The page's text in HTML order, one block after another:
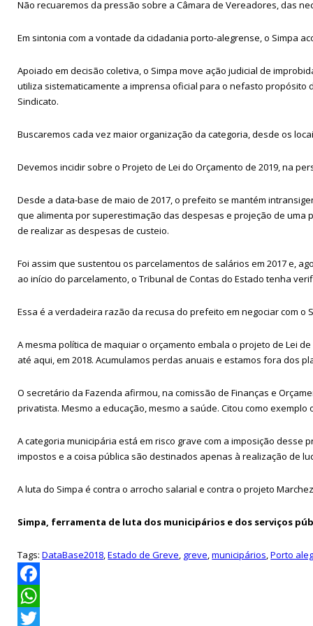
Não recuaremos da pressão sobre a Câmara de Vereadores, das
Em sintonia com a vontade da cidadania porto-alegrense, o Simpa
Apoiado em decisão coletiva, o Simpa move ação judicial de
utiliza sistematicamente a imprensa oficial para o nefasto
Sindicato.
Buscaremos cada vez maior organização da categoria, desde os
Devemos incidir sobre o Projeto de Lei do Orçamento de 2019, na
Desde a data-base de maio de 2017, o prefeito se mantém
que alimenta por superestimação das despesas e projeção de
de realizar as despesas de custeio.
Foi assim que sustentou os parcelamentos de salários em 2017 e,
ao início do parcelamento, o Tribunal de Contas do Estado tenha
Essa é a verdadeira razão da recusa do prefeito em negociar com o
A mesma política de maquiar o orçamento embala o projeto de Lei
até aqui, em 2018. Acumulamos perdas anuais e estamos fora dos
O secretário da Fazenda afirmou, na comissão de Finanças e
privatista. Mesmo a educação, mesmo a saúde. Citou como
A categoria municipária está em risco grave com a imposição desse
impostos e a coisa pública são destinados apenas à realização de
A luta do Simpa é contra o arrocho salarial e contra o projeto
Simpa, ferramenta de luta dos municipários e dos serviços
Tags:DataBase2018,Estado de Greve, greve,municipários,Porto
Facebook
WhatsApp